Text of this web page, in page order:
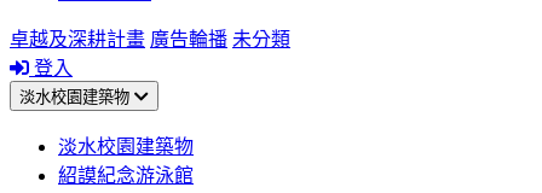
卓越及深耕計畫 廣告輪播 未分類
登入
淡水校園建築物
淡水校園建築物
紹謨紀念游泳館